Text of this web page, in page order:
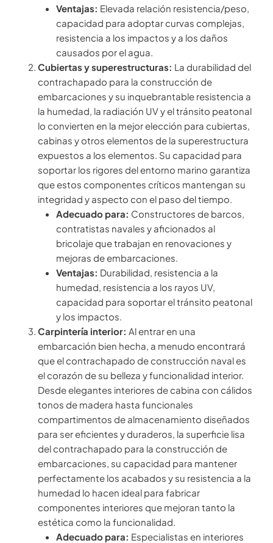
Ventajas: Elevada relación resistencia/peso,
capacidad para adoptar curvas complejas,
resistencia a los impactos y a los daños
causados por el agua.
Cubiertas y superestructuras: La durabilidad del
contrachapado para la construcción de
embarcaciones y su inquebrantable resistencia a
la humedad, la radiación UV y el tránsito peatonal
lo convierten en la mejor elección para cubiertas,
cabinas y otros elementos de la superestructura
expuestos a los elementos. Su capacidad para
soportar los rigores del entorno marino garantiza
que estos componentes críticos mantengan su
integridad y aspecto con el paso del tiempo.
Adecuado para: Constructores de barcos,
contratistas navales y aficionados al
bricolaje que trabajan en renovaciones y
mejoras de embarcaciones.
Ventajas: Durabilidad, resistencia a la
humedad, resistencia a los rayos UV,
capacidad para soportar el tránsito peatonal
y los impactos.
Carpintería interior: Al entrar en una
embarcación bien hecha, a menudo encontrará
que el contrachapado de construcción naval es
el corazón de su belleza y funcionalidad interior.
Desde elegantes interiores de cabina con cálidos
tonos de madera hasta funcionales
compartimentos de almacenamiento diseñados
para ser eficientes y duraderos, la superficie lisa
del contrachapado para la construcción de
embarcaciones, su capacidad para mantener
perfectamente los acabados y su resistencia a la
humedad lo hacen ideal para fabricar
componentes interiores que mejoran tanto la
estética como la funcionalidad.
Adecuado para: Especialistas en interiores